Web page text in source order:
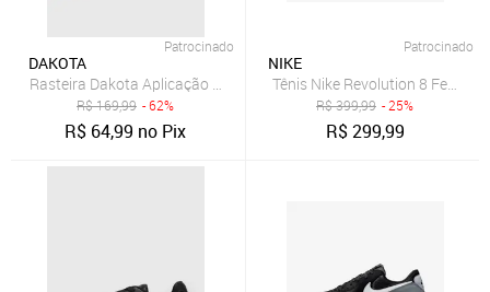
Patrocinado
DAKOTA
Rasteira Dakota Aplicação Coral
R$169,99 - 62%
R$ 64,99 no Pix
Patrocinado
NIKE
Tênis Nike Revolution 8
R$399,99 - 25%
R$299,99